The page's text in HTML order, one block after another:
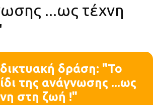
...ως τέχνη
δράση: "Το
της ανάγνωσης ...ως
στη ζωή !"